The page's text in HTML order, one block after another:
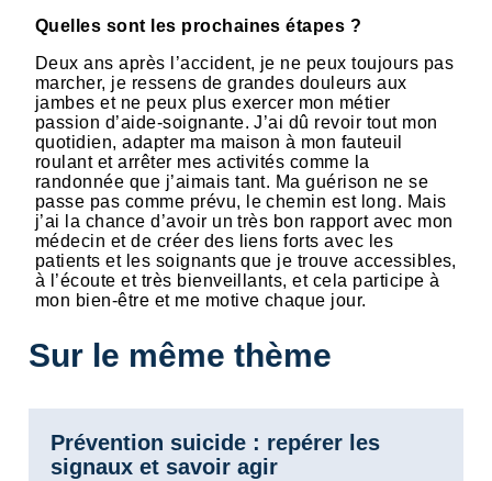
Quelles sont les prochaines étapes ?
Deux ans après l’accident, je ne peux toujours pas
marcher, je ressens de grandes douleurs aux
jambes et ne peux plus exercer mon métier
passion d’aide-soignante. J’ai dû revoir tout mon
quotidien, adapter ma maison à mon fauteuil
roulant et arrêter mes activités comme la
randonnée que j’aimais tant. Ma guérison ne se
passe pas comme prévu, le chemin est long. Mais
j’ai la chance d’avoir un très bon rapport avec mon
médecin et de créer des liens forts avec les
patients et les soignants que je trouve accessibles,
à l’écoute et très bienveillants, et cela participe à
mon bien-être et me motive chaque jour.
Sur le même thème
Prévention suicide : repérer les
signaux et savoir agir